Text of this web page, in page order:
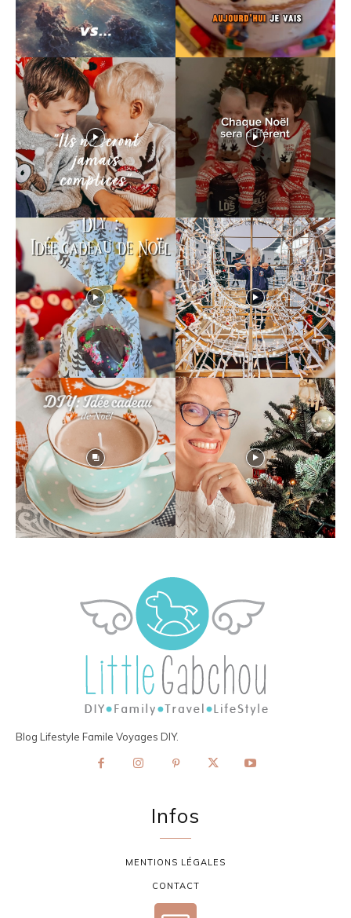
Blog Lifestyle Famile Voyages DIY.
Infos
MENTIONS LÉGALES
CONTACT